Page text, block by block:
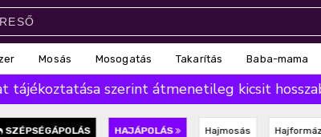
Mosás Mosogatás Takarítás Baba-mama
tájékoztatása szerint átmenetileg kicsit
SZÉPSÉGÁPOLÁS HAJÁPOLÁS Hajmosás